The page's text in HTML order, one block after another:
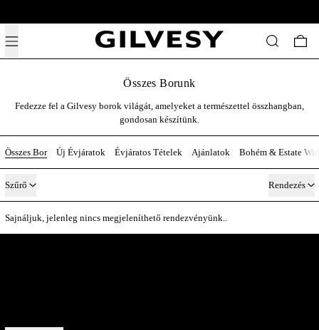
Menü Keresés 0
Összes Borunk
Fedezze fel a Gilvesy borok világát, amelyeket a természettel összhangban,
gondosan készítünk.
Összes Bor Új Évjáratok Évjáratos Tételek Ajánlatok Bohém & Estate
Szűrő
Rendezés
Sajnáljuk, jelenleg nincs megjeleníthető rendezvényünk..